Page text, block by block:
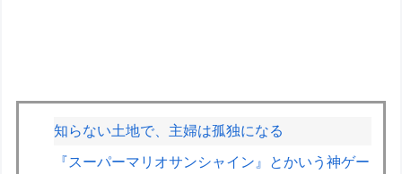
知らない土地で、主婦は孤独になる
『スーパーマリオサンシャイン』とかいう神ゲー